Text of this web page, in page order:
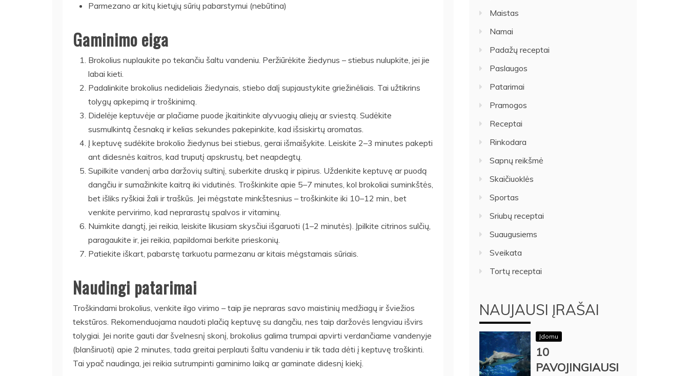
Parmezano ar kitų kietųjų sūrių pabarstymui (nebūtina)
Gaminimo eiga
Brokolius nuplaukite po tekančiu šaltu vandeniu. Peržiūrėkite žiedynus – stiebus nulupkite, jei jie
labai kieti.
Padalinkite brokolius nedideliais žiedynais, stiebo dalį supjaustykite griežinėliais. Tai užtikrins
tolygų apkepimą ir troškinimą.
Didelėje keptuvėje ar plačiame puode įkaitinkite alyvuogių aliejų ar sviestą. Sudėkite
susmulkintą česnaką ir kelias sekundes pakepinkite, kad išsiskirtų aromatas.
Į keptuvę sudėkite brokolio žiedynus bei stiebus, gerai išmaišykite. Leiskite 2–3 minutes pakepti
ant didesnės kaitros, kad truputį apskrustų, bet neapdegtų.
Supilkite vandenį arba daržovių sultinį, suberkite druską ir pipirus. Uždenkite keptuvę ar puodą
dangčiu ir sumažinkite kaitrą iki vidutinės. Troškinkite apie 5–7 minutes, kol brokoliai suminkštės,
bet išliks ryškiai žali ir traškūs. Jei mėgstate minkštesnius – troškinkite iki 10–12 min., bet
venkite pervirimo, kad neprarastų spalvos ir vitaminų.
Nuimkite dangtį, jei reikia, leiskite likusiam skysčiui išgaruoti (1–2 minutės). Įpilkite citrinos sulčių,
paragaukite ir, jei reikia, papildomai berkite prieskonių.
Patiekite iškart, pabarstę tarkuotu parmezanu ar kitais mėgstamais sūriais.
Naudingi patarimai
Troškindami brokolius, venkite ilgo virimo – taip jie nepraras savo maistinių medžiagų ir šviežios
tekstūros. Rekomenduojama naudoti plačią keptuvę su dangčiu, nes taip daržovės lengviau išvirs
tolygiai. Jei norite gauti dar švelnesnį skonį, brokolius galima trumpai apvirti verdančiame vandenyje
(blanširuoti) apie 2 minutes, tada greitai perplauti šaltu vandeniu ir tik tada dėti į keptuvę troškinti.
Tai ypač naudinga, jei reikia sutrumpinti gaminimo laiką ar gaminate didesnį kiekį.
Maistas
Namai
Padažų receptai
Paslaugos
Patarimai
Pramogos
Receptai
Rinkodara
Sapnų reikšmė
Skaičiuoklės
Sportas
Sriubų receptai
Suaugusiems
Sveikata
Tortų receptai
NAUJAUSI ĮRAŠAI
Įdomu
10
PAVOJINGIAUSI